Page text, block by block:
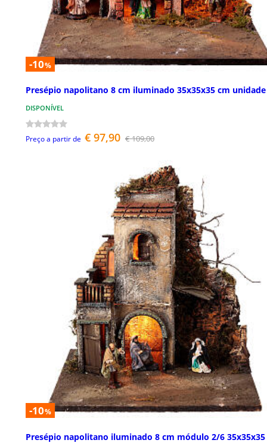
-10%
Presépio napolitano 8 cm iluminado 35x35x35 cm
DISPONÍVEL
Preço a partir de € 97,90 € 109,00
-10%
Presépio napolitano iluminado 8 cm módulo 2/6